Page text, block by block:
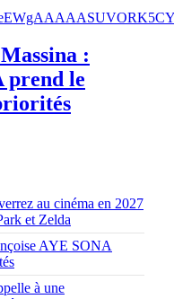
:
prend le
au cinéma en 2027
et Zelda
AYE SONA
à une